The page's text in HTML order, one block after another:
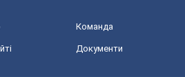
Команда
Документи